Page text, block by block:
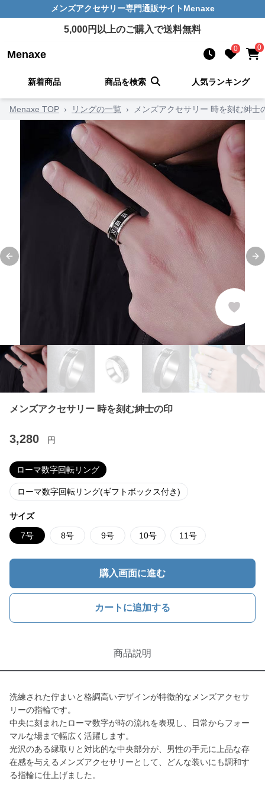
メンズアクセサリー専門通販サイト Menaxe
5,000円以上のご購入で送料無料
Menaxe 0 0
新着商品 商品を検索 人気ランキング
Menaxe TOP › リングの一覧 › メンズアクセサリー 時を刻む紳士
Previous slide
メンズアクセサリー 時を刻む紳士の印
3,280 円
ローマ数字回転リング
ローマ数字回転リング(ギフトボックス付き)
サイズ
7号 8号 9号 10号 11号
購入画面に進む
カートに追加する
商品説明
洗練された佇まいと格調高いデザインが特徴的なメンズアクセサ
リーの指輪です。
中央に刻まれたローマ数字が時の流れを表現し、日常からフォー
マルな場まで幅広く活躍します。
光沢のある縁取りと対比的な中央部分が、男性の手元に上品な存
在感を与えるメンズアクセサリーとして、どんな装いにも調和す
る指輪に仕上げました。